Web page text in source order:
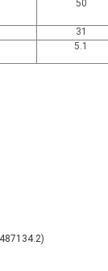
50
31
5.1